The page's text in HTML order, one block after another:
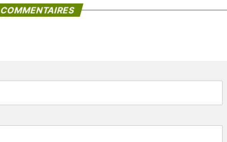
COMMENTAIRES